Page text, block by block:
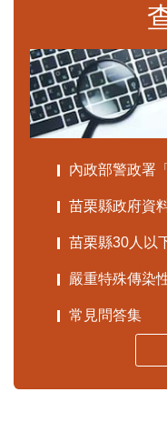
內政部警政署
苗栗縣政府資
苗栗縣30人以
嚴重特殊傳染
常見問答集